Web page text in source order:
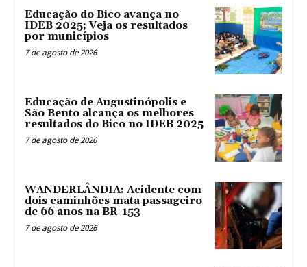
Educação do Bico avança no
IDEB 2025; Veja os resultados
por municípios
7 de agosto de 2026
Educação de Augustinópolis e
São Bento alcança os melhores
resultados do Bico no IDEB 2025
7 de agosto de 2026
WANDERLÂNDIA: Acidente com
dois caminhões mata passageiro
de 66 anos na BR-153
7 de agosto de 2026